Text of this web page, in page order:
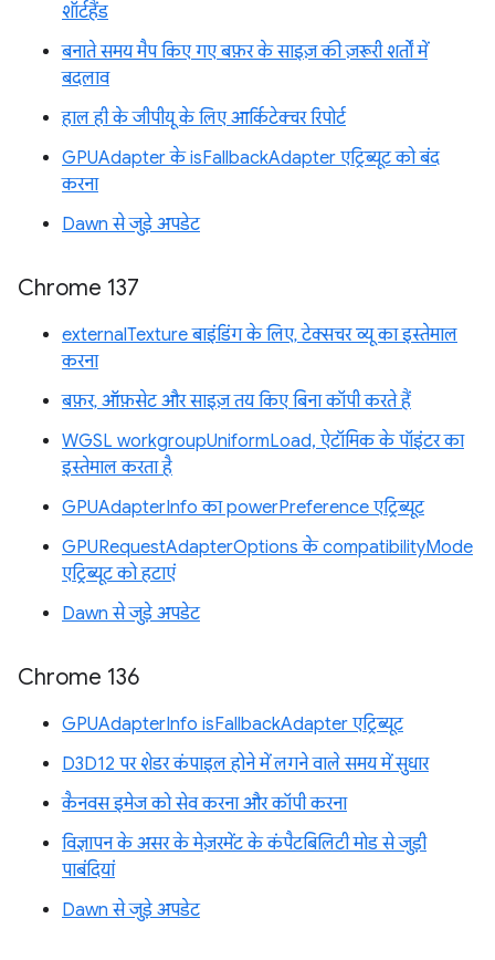
शॉर्टहैंड
बनाते समय मैप किए गए बफ़र के साइज़ की ज़रूरी शर्तों में
बदलाव
हाल ही के जीपीयू के लिए आर्किटेक्चर रिपोर्ट
GPUAdapter के isFallbackAdapter एट्रिब्यूट को बंद
करना
Dawn से जुड़े अपडेट
Chrome 137
externalTexture बाइंडिंग के लिए, टेक्सचर व्यू का इस्तेमाल
करना
बफ़र, ऑफ़सेट और साइज़ तय किए बिना कॉपी करते हैं
WGSL workgroupUniformLoad, ऐटॉमिक के पॉइंटर का
इस्तेमाल करता है
GPUAdapterInfo का powerPreference एट्रिब्यूट
GPURequestAdapterOptions के compatibilityMode
एट्रिब्यूट को हटाएं
Dawn से जुड़े अपडेट
Chrome 136
GPUAdapterInfo isFallbackAdapter एट्रिब्यूट
D3D12 पर शेडर कंपाइल होने में लगने वाले समय में सुधार
कैनवस इमेज को सेव करना और कॉपी करना
विज्ञापन के असर के मेज़रमेंट के कंपैटबिलिटी मोड से जुड़ी
पाबंदियां
Dawn से जुड़े अपडेट